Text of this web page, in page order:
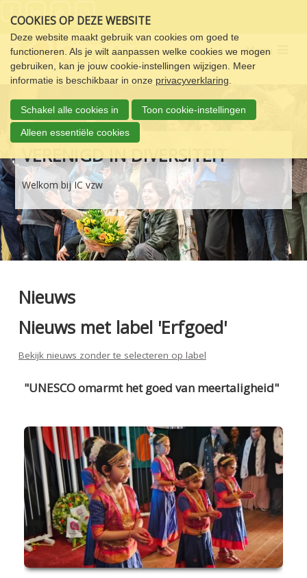
links
over
Spring
naar
de
navigatie
Spring
naar
de
inhoud
COOKIES OP DEZE WEBSITE
Deze website maakt gebruik van cookies om goed te
functioneren. Als je wilt aanpassen welke cookies we mogen
gebruiken, kan je jouw cookie-instellingen wijzigen. Meer
informatie is beschikbaar in onze privacyverklaring
Schakel alle cookies in Toon cookie-instellingen
Alleen essentiële cookies
Menu
VERENIGD IN DIVERSITEIT
Welkom bij IC vzw
Nieuws
Nieuws met label 'Erfgoed'
Bekijk nieuws zonder te selecteren op label
"UNESCO omarmt het goed van meertaligheid"